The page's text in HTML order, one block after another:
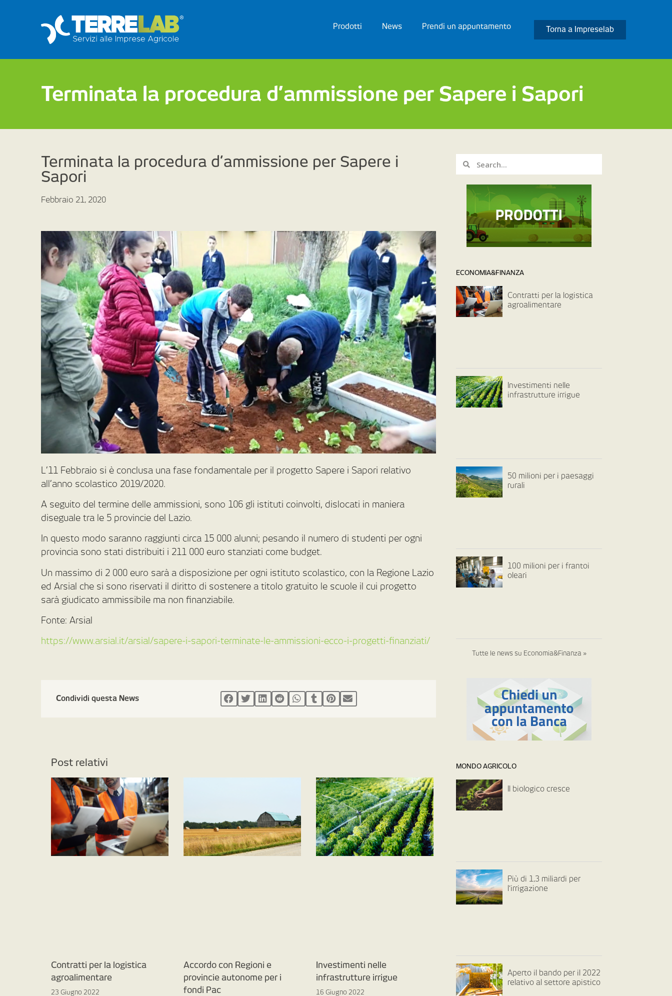
Prodotti News Prendi un appuntamento Torna a Impreselab
Terminata la procedura d’ammissione per Sapere i Sapori
Terminata la procedura d’ammissione per Sapere i
Sapori
Febbraio 21, 2020
L’11 Febbraio si è conclusa una fase fondamentale per il progetto Sapere i Sapori relativo
all’anno scolastico 2019/2020.
A seguito del termine delle ammissioni, sono 106 gli istituti coinvolti, dislocati in maniera
diseguale tra le 5 provincie del Lazio.
In questo modo saranno raggiunti circa 15 000 alunni; pesando il numero di studenti per ogni
provincia sono stati distribuiti i 211 000 euro stanziati come budget.
Un massimo di 2 000 euro sarà a disposizione per ogni istituto scolastico, con la Regione Lazio
ed Arsial che si sono riservati il diritto di sostenere a titolo gratuito le scuole il cui progetto
sarà giudicato ammissibile ma non finanziabile.
Fonte: Arsial
https://www.arsial.it/arsial/sapere-i-sapori-terminate-le-ammissioni-ecco-i-progetti-finanziati/
Condividi questa News
Post relativi
Contratti per la logistica
agroalimentare
23 Giugno 2022
Accordo con Regioni e
provincie autonome per i
fondi Pac
Investimenti nelle
infrastrutture irrigue
16 Giugno 2022
ECONOMIA&FINANZA
Contratti per la logistica
agroalimentare
Investimenti nelle
infrastrutture irrigue
50 milioni per i paesaggi
rurali
100 milioni per i frantoi
oleari
Tutte le news su Economia&Finanza »
MONDO AGRICOLO
Il biologico cresce
Più di 1,3 miliardi per
l’irrigazione
Aperto il bando per il 2022
relativo al settore apistico